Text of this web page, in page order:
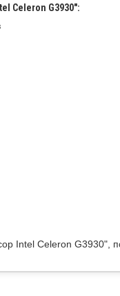
Celeron G3930":
Intel Celeron G3930",